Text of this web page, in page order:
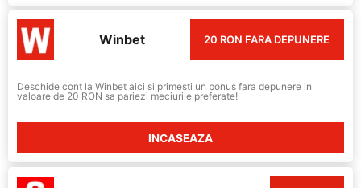
Winbet 20 RON FARA DEPUNERE
Deschide cont la Winbet aici si primesti un bonus fara depunere in
valoare de 20 RON sa pariezi meciurile preferate!
INCASEAZA